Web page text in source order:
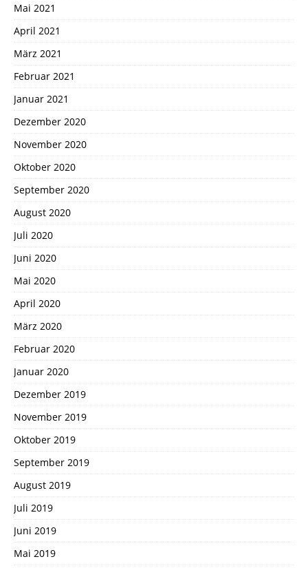
Mai 2021
April 2021
März 2021
Februar 2021
Januar 2021
Dezember 2020
November 2020
Oktober 2020
September 2020
August 2020
Juli 2020
Juni 2020
Mai 2020
April 2020
März 2020
Februar 2020
Januar 2020
Dezember 2019
November 2019
Oktober 2019
September 2019
August 2019
Juli 2019
Juni 2019
Mai 2019